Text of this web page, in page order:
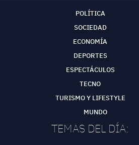
POLÍTICA
SOCIEDAD
ECONOMÍA
DEPORTES
ESPECTÁCULOS
TECNO
TURISMO Y LIFESTYLE
MUNDO
TEMAS DEL DÍA: